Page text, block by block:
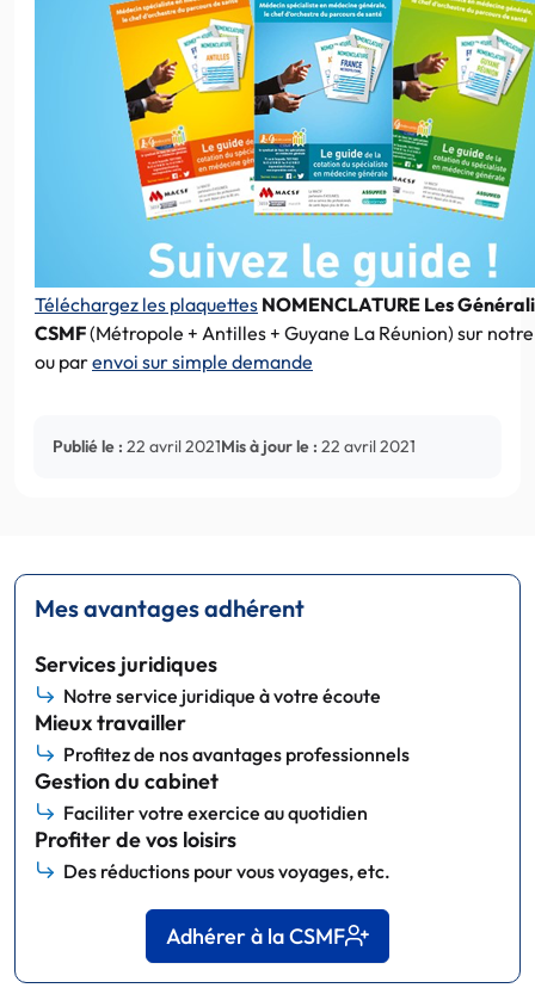
Téléchargez les plaquettes NOMENCLATURE Les
CSMF(Métropole + Antilles + Guyane La Réunion) sur
ou parenvoi sur simple demande
Publié le : 22 avril 2021Mis à jour le : 22 avril 2021
Mes avantages adhérent
Services juridiques
Notre service juridique à votre écoute
Mieux travailler
Profitez de nos avantages professionnels
Gestion du cabinet
Faciliter votre exercice au quotidien
Profiter de vos loisirs
Des réductions pour vous voyages, etc.
Adhérer à la CSMF